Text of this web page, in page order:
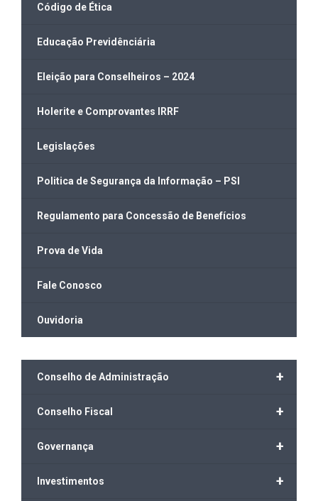
Código de Ética
Educação Previdênciária
Eleição para Conselheiros – 2024
Holerite e Comprovantes IRRF
Legislações
Politica de Segurança da Informação – PSI
Regulamento para Concessão de Benefícios
Prova de Vida
Fale Conosco
Ouvidoria
+
Conselho de Administração
+
Conselho Fiscal
+
Governança
+
Investimentos